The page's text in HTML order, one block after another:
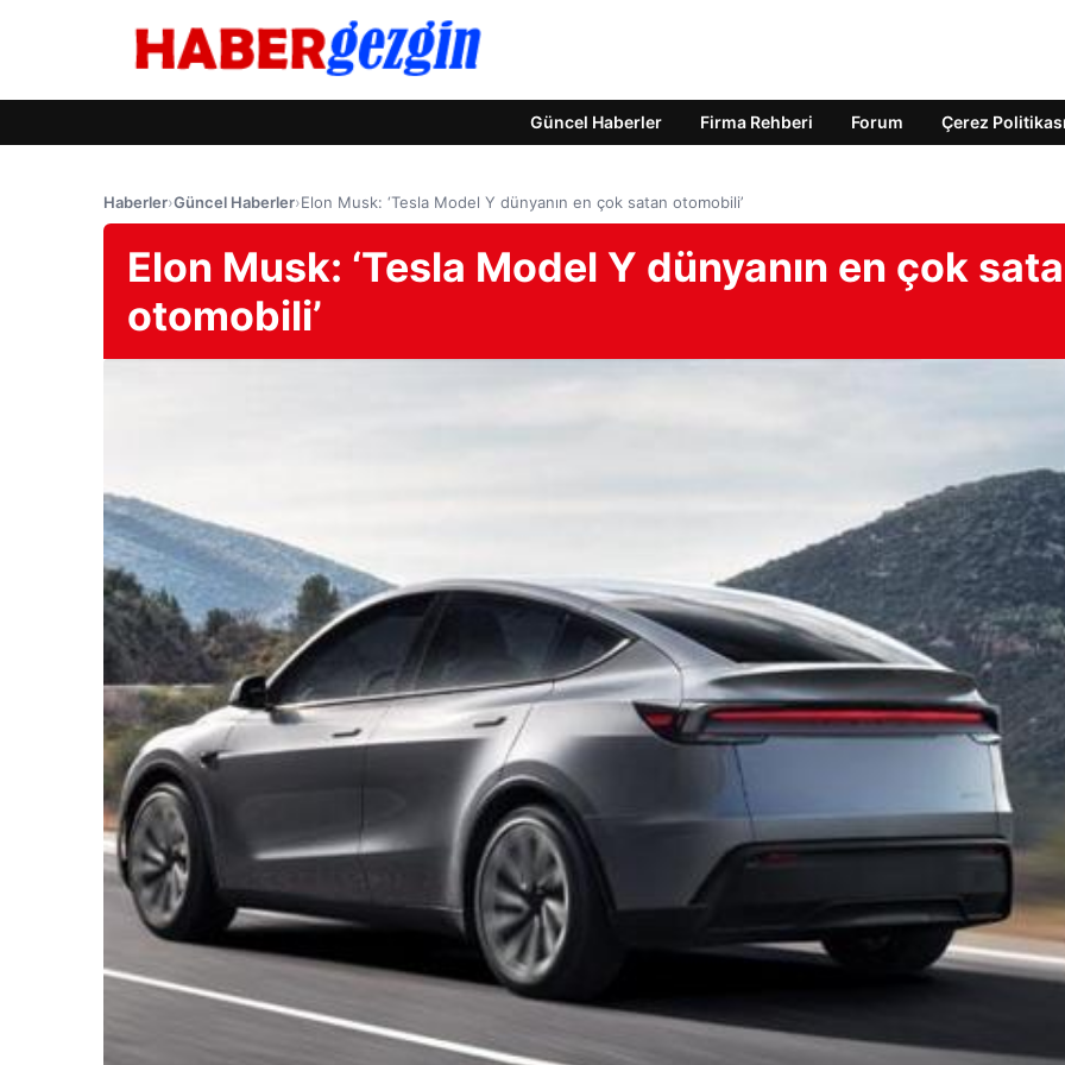
Güncel Haberler Firma Rehberi Forum Çerez Politikası
Haberler›Güncel Haberler›Elon Musk: ‘Tesla Model Y dünyanın en çok satan otomobili’
Elon Musk: ‘Tesla Model Y dünyanın en çok
otomobili’